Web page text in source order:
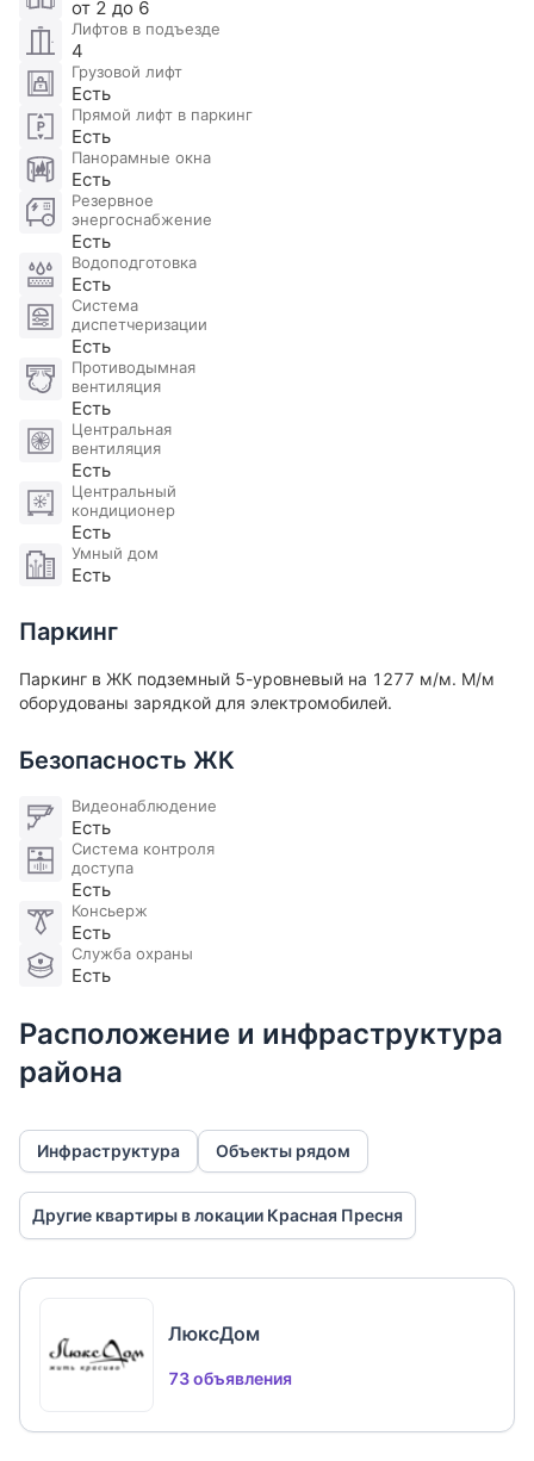
комплекса можно дойти до ТРЦ Афимолл и башен
Москва-Сити, вся инфраструктура Сити находится
в распоряжении жителей.
Возле Capital Tower расположено три станции
метро, в пешей доступности расположены Центр
международной торговли, парк
Красногвардейские пруды, Дорогомиловский
рынок.
от 2 до 6
Лифтов в подъезде
4
Грузовой лифт
Есть
Прямой лифт в паркинг
Есть
Панорамные окна
Есть
Резервное
энергоснабжение
Есть
Водоподготовка
Есть
Система
диспетчеризации
Есть
Противодымная
вентиляция
Есть
Центральная
вентиляция
Есть
Центральный
кондиционер
Есть
Умный дом
Есть
Паркинг
Паркинг в ЖК подземный 5-уровневый на 1277 м/м. М/м
оборудованы зарядкой для электромобилей​.
Безопасность ЖК
Видеонаблюдение
Есть
Система контроля
доступа
Есть
Консьерж
Есть
Служба охраны
Есть
Расположение и инфраструктура
района
Инфраструктура Объекты рядом
Другие квартиры в локации Красная Пресня
ЛюксДом
73 объявления